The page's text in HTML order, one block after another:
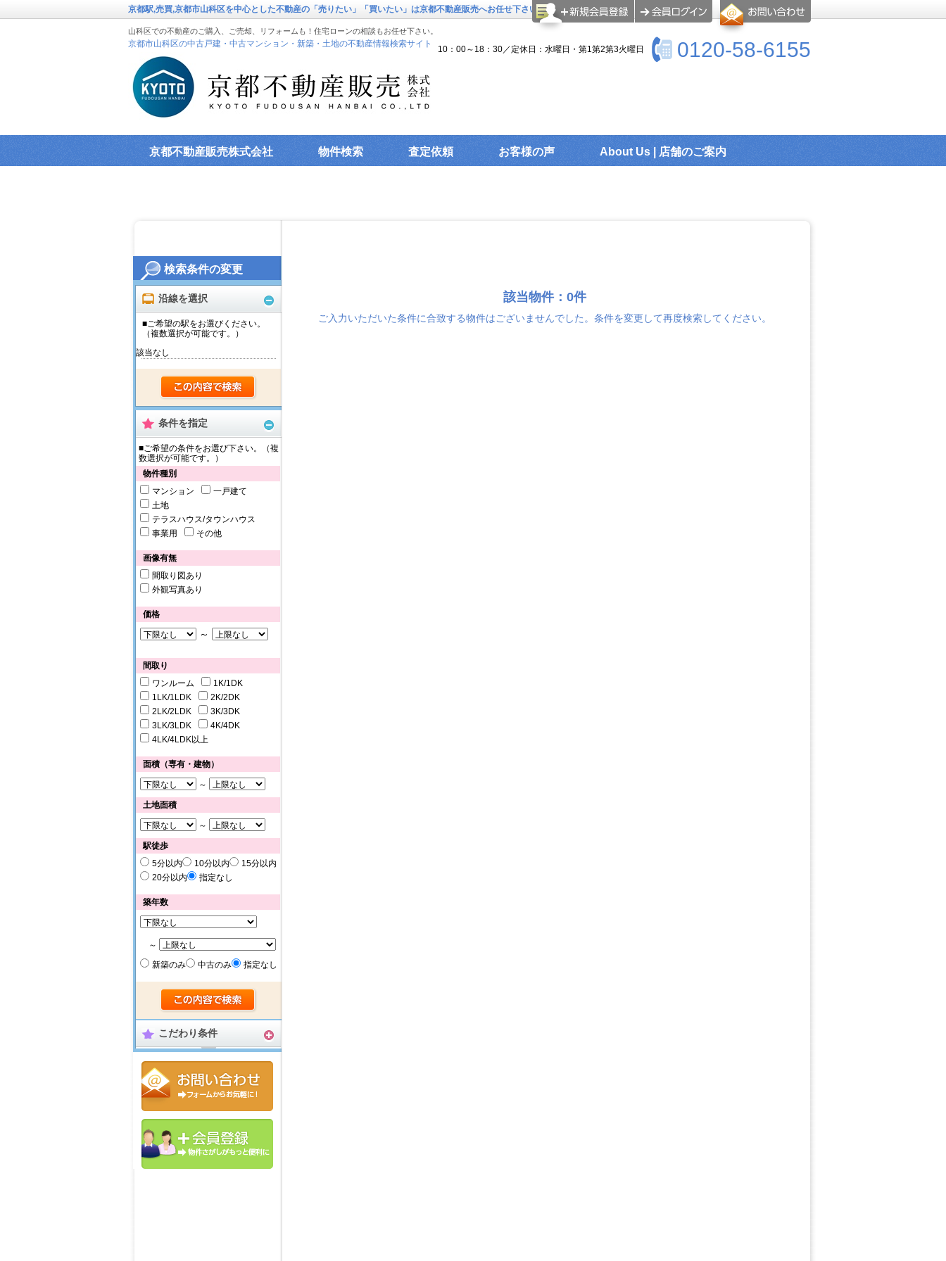
検索条件の変更
沿線を選択
■ご希望の駅をお選びください。
（複数選択が可能です。）
該当なし
条件を指定
■ご希望の条件をお選び下さい。（複
数選択が可能です。）
物件種別
マンション
一戸建て
土地
テラスハウス/タウンハウス
事業用
その他
画像有無
間取り図あり
外観写真あり
価格
～
間取り
ワンルーム
1K/1DK
1LK/1LDK
2K/2DK
2LK/2LDK
3K/3DK
3LK/3LDK
4K/4DK
4LK/4LDK以上
面積（専有・建物）
～
土地面積
～
駅徒歩
5分以内
10分以内
15分以内
20分以内
指定なし
築年数
～
新築のみ
中古のみ 指定なし
こだわり条件
京都駅,売買,京都市山科区を中心とした不動産の「売りたい」「買いたい」は京都不動産販売へお任せ下さい。
山科区での不動産のご購入、ご売却、リフォームも！住宅ローンの相談もお任せ下さい。
京都市山科区の中古戸建・中古マンション・新築・土地の不動産情報検索サイト 0120-58-6155
10：00～18：30／定休日：水曜日・第1第2第3火曜日
京都不動産販売株式会社 物件検索 査定依頼 お客様の声 About Us | 店舗のご案内
該当物件：0件
ご入力いただいた条件に合致する物件はございませんでした。条件を変更して再度検索してください。